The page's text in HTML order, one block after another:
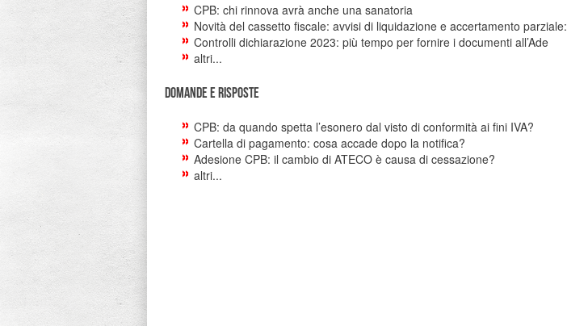
CPB: chi rinnova avrà anche una sanatoria
Novità del cassetto fiscale: avvisi di liquidazione e accertamento parziale:
Controlli dichiarazione 2023: più tempo per fornire i documenti all’Ade
altri...
Domande e risposte
CPB: da quando spetta l’esonero dal visto di conformità ai fini IVA?
Cartella di pagamento: cosa accade dopo la notifica?
Adesione CPB: il cambio di ATECO è causa di cessazione?
altri...